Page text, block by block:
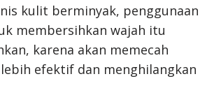
kulit berminyak, penggunaan
membersihkan wajah itu
karena akan memecah
efektif dan menghilangkan